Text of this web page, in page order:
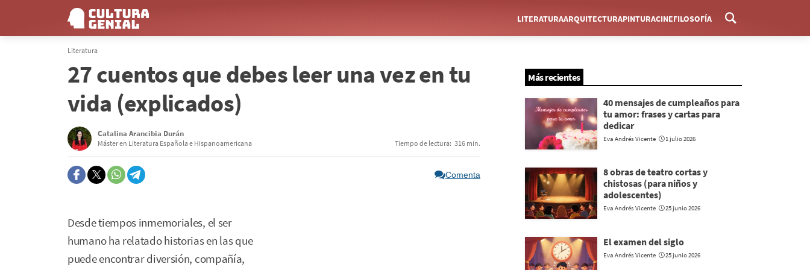
Menú
LITERATURAARQUITECTURAPINTURACINEFILOSOFÍA
Literatura
27 cuentos que debes leer una vez en tu
vida (explicados)
Catalina Arancibia Durán
Máster en Literatura Española e Hispanoamericana Tiempo de lectura: 316 min.
Comenta
Desde tiempos inmemoriales, el ser
humano ha relatado historias en las que
puede encontrar diversión, compañía,
Más recientes
40 mensajes de cumpleaños para
tu amor: frases y cartas para
dedicar
Eva Andrés Vicente 1 julio 2026
8 obras de teatro cortas y
chistosas (para niños y
adolescentes)
Eva Andrés Vicente 25 junio 2026
El examen del siglo
Eva Andrés Vicente 25 junio 2026